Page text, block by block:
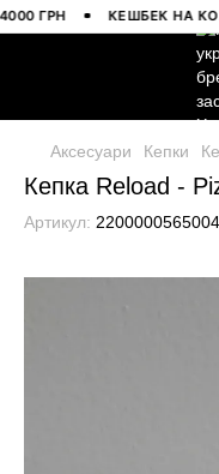
ГРН КЕШБЕК НА
Аксесуари Кепки
Кепка Reload -
Артикул: 2200000565004